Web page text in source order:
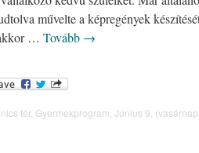
művelte a képregények
… Tovább →
tér, Gyermekprogram Június 9.